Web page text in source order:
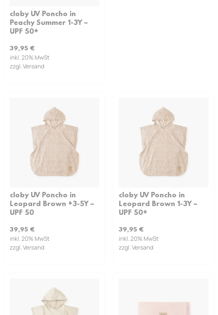
cloby UV Poncho in
Peachy Summer 1-3Y –
UPF 50+
39,95 €
inkl. 20% MwSt
zzgl. Versand
cloby UV Poncho in
Leopard Brown +3-5Y –
UPF 50
39,95 €
inkl. 20% MwSt
zzgl. Versand
cloby UV Poncho in
Leopard Brown 1-3Y –
UPF 50+
39,95 €
inkl. 20% MwSt
zzgl. Versand